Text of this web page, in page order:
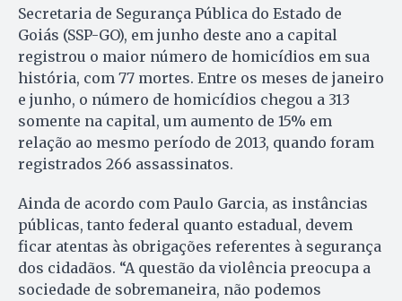
Secretaria de Segurança Pública do Estado de
Goiás (SSP-GO), em junho deste ano a capital
registrou o maior número de homicídios em sua
história, com 77 mortes. Entre os meses de janeiro
e junho, o número de homicídios chegou a 313
somente na capital, um aumento de 15% em
relação ao mesmo período de 2013, quando foram
registrados 266 assassinatos.
Ainda de acordo com Paulo Garcia, as instâncias
públicas, tanto federal quanto estadual, devem
ficar atentas às obrigações referentes à segurança
dos cidadãos. “A questão da violência preocupa a
sociedade de sobremaneira, não podemos